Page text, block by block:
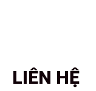
LIÊN HỆ